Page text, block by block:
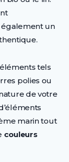
également un
tels
polies ou
de votre
marin tout
couleurs